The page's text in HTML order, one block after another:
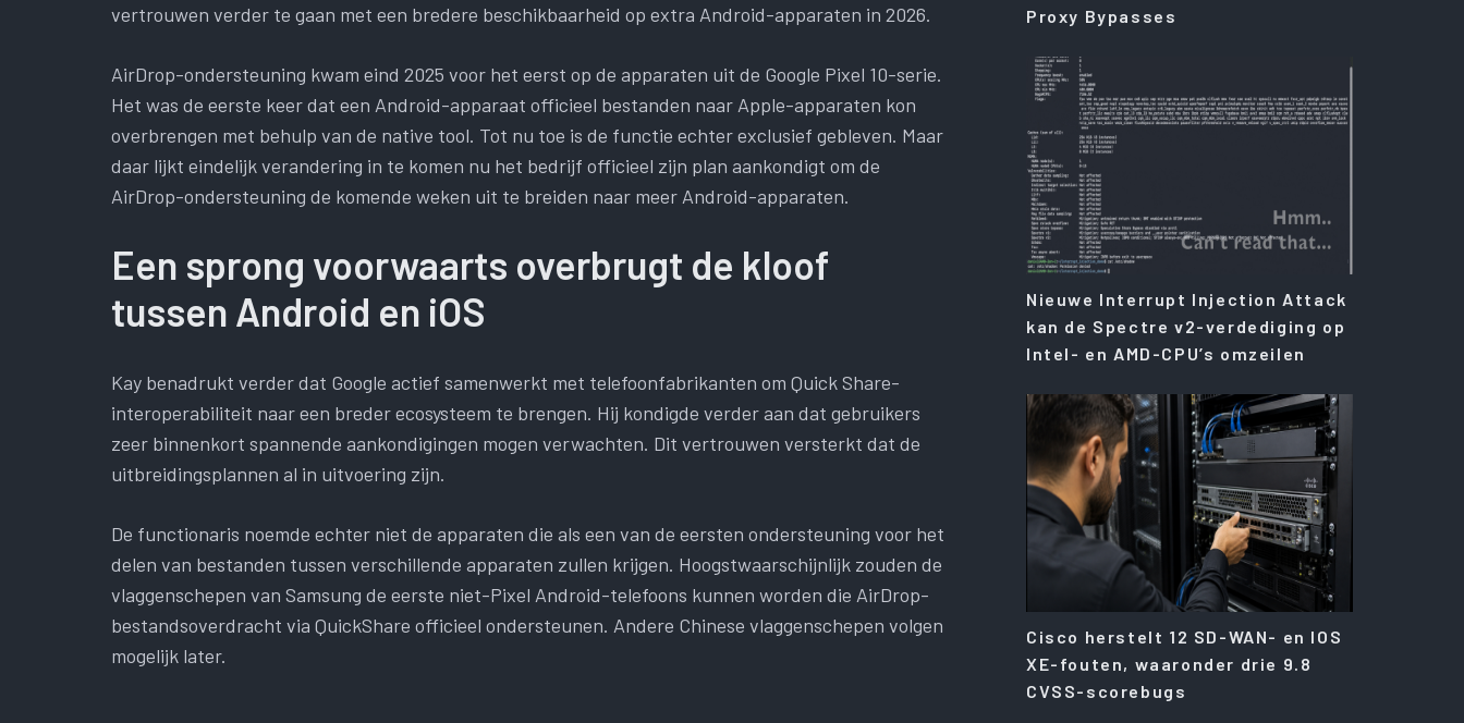
vertrouwen verder te gaan met een bredere beschikbaarheid op extra Android-apparaten in 2026.
AirDrop-ondersteuning kwam eind 2025 voor het eerst op de apparaten uit de Google Pixel 10-serie.
Het was de eerste keer dat een Android-apparaat officieel bestanden naar Apple-apparaten kon
overbrengen met behulp van de native tool. Tot nu toe is de functie echter exclusief gebleven. Maar
daar lijkt eindelijk verandering in te komen nu het bedrijf officieel zijn plan aankondigt om de
AirDrop-ondersteuning de komende weken uit te breiden naar meer Android-apparaten.
Een sprong voorwaarts overbrugt de kloof
tussen Android en iOS
Kay benadrukt verder dat Google actief samenwerkt met telefoonfabrikanten om Quick Share-
interoperabiliteit naar een breder ecosysteem te brengen. Hij kondigde verder aan dat gebruikers
zeer binnenkort spannende aankondigingen mogen verwachten. Dit vertrouwen versterkt dat de
uitbreidingsplannen al in uitvoering zijn.
De functionaris noemde echter niet de apparaten die als een van de eersten ondersteuning voor het
delen van bestanden tussen verschillende apparaten zullen krijgen. Hoogstwaarschijnlijk zouden de
vlaggenschepen van Samsung de eerste niet-Pixel Android-telefoons kunnen worden die AirDrop-
bestandsoverdracht via QuickShare officieel ondersteunen. Andere Chinese vlaggenschepen volgen
mogelijk later.
Proxy Bypasses
Nieuwe Interrupt Injection Attack
kan de Spectre v2-verdediging op
Intel- en AMD-CPU’s omzeilen
Cisco herstelt 12 SD-WAN- en IOS
XE-fouten, waaronder drie 9.8
CVSS-scorebugs